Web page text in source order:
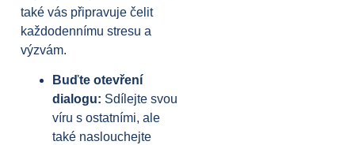
také vás připravuje čelit
každodennímu stresu a
výzvám.
Buďte otevření
dialogu: Sdílejte svou
víru s ostatními, ale
také naslouchejte